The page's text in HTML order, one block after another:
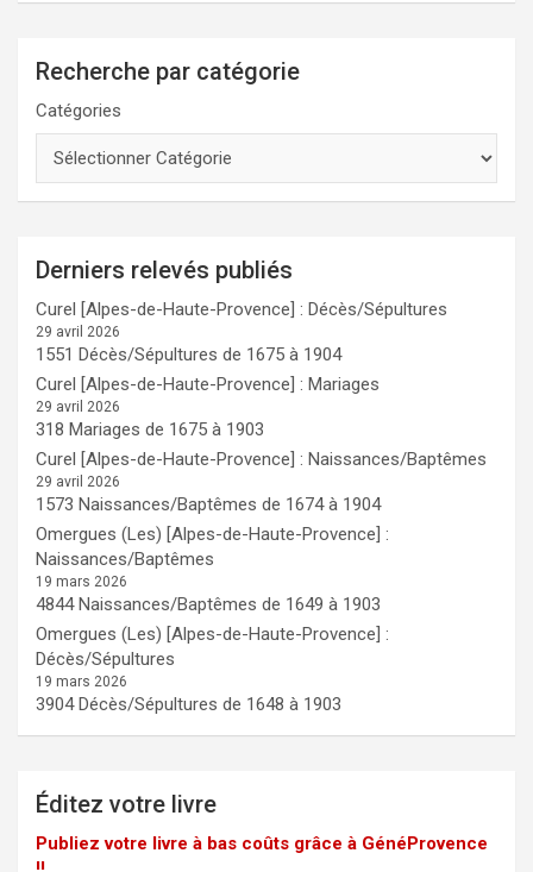
Recherche par catégorie
Catégories
Derniers relevés publiés
Curel [Alpes-de-Haute-Provence] : Décès/Sépultures
29 avril 2026
1551 Décès/Sépultures de 1675 à 1904
Curel [Alpes-de-Haute-Provence] : Mariages
29 avril 2026
318 Mariages de 1675 à 1903
Curel [Alpes-de-Haute-Provence] : Naissances/Baptêmes
29 avril 2026
1573 Naissances/Baptêmes de 1674 à 1904
Omergues (Les) [Alpes-de-Haute-Provence] :
Naissances/Baptêmes
19 mars 2026
4844 Naissances/Baptêmes de 1649 à 1903
Omergues (Les) [Alpes-de-Haute-Provence] :
Décès/Sépultures
19 mars 2026
3904 Décès/Sépultures de 1648 à 1903
Éditez votre livre
Publiez votre livre à bas coûts grâce à GénéProvence